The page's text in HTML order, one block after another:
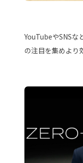
YouTubeやSNSな
の注目を集めより